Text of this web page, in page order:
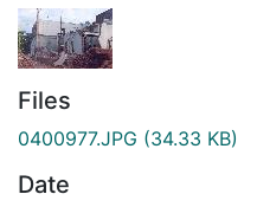
Files
0400977.JPG (34.33 KB)
Date